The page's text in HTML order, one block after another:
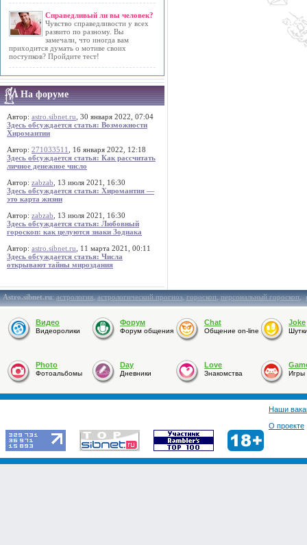
Справедливый ли вы человек?
Чувство справедливости у всех
развито по разному. Вы
замечали, что иногда вам
приходится думать о мотиве своих
поступков? Пройдите тест!
На форуме
Автор: astro.sibnet.ru , 30 января 2022, 07:04
Здесь обсуждается статья: Возможности
Хиромантии
Автор: 271033511
, 16 января 2022, 12:18
Здесь обсуждается статья: Как рассчитать
личное денежное число
Автор: zabzab , 13 июля 2021, 16:30
Здесь обсуждается статья: Хиромантия —
это карта жизни
Автор: zabzab , 13 июля 2021, 16:30
Здесь обсуждается статья: Любовный
гороскоп: как целуются знаки Зодиака
Автор: astro.sibnet.ru , 11 марта 2021, 00:11
Здесь обсуждается статья: Числа
открывают тайны мироздания
Astro.sibnet.ru:астрология,астрологический прогноз,гороскоп,персональный гороскоп,
Видео
Видеоролики
Форум
Форум общения
Chat
Общение on-line
Joke
Photo
Фотоальбомы
Day
Дневники
Love
Знакомства Игры
Наши
О проекте